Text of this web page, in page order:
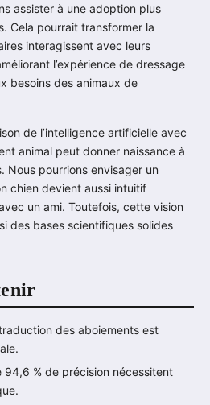
assister à une adoption plus
Cela pourrait transformer la
interagissent avec leurs
l’expérience de dressage
besoins des animaux de
de l’intelligence artificielle avec
animal peut donner naissance à
Nous pourrions envisager un
chien devient aussi intuitif
un ami. Toutefois, cette vision
des bases scientifiques solides
des aboiements est
94,6 % de précision nécessitent